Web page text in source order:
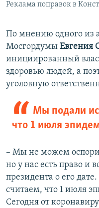
Реклама поправок в
По мнению одного из
Мосгордумы Евгения
инициированный
здоровью людей, а
уголовную
Мы подали
что 1 июля
– Мы не можем
но у нас есть право и
президента о его
считаем, что 1 июля
Сегодня от